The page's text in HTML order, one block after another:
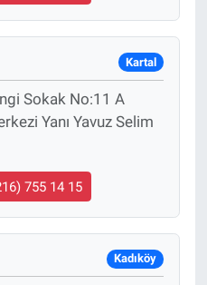
Kartal
Sokak No:11 A
Yanı Yavuz Selim
755 14 15
Kadıköy